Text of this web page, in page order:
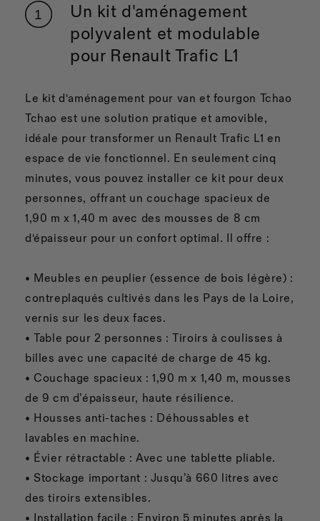
Un kit d'aménagement
polyvalent et modulable
pour Renault Trafic L1
Le kit d'aménagement pour van et fourgon Tchao
Tchao est une solution pratique et amovible,
idéale pour transformer un Renault Trafic L1 en
espace de vie fonctionnel. En seulement cinq
minutes, vous pouvez installer ce kit pour deux
personnes, offrant un couchage spacieux de
1,90 m x 1,40 m avec des mousses de 8 cm
d'épaisseur pour un confort optimal. Il offre :
• Meubles en peuplier (essence de bois légère) :
contreplaqués cultivés dans les Pays de la Loire,
vernis sur les deux faces.
• Table pour 2 personnes : Tiroirs à coulisses à
billes avec une capacité de charge de 45 kg.
• Couchage spacieux : 1,90 m x 1,40 m, mousses
de 9 cm d’épaisseur, haute résilience.
• Housses anti-taches : Déhoussables et
lavables en machine.
• Évier rétractable : Avec une tablette pliable.
• Stockage important : Jusqu’à 660 litres avec
des tiroirs extensibles.